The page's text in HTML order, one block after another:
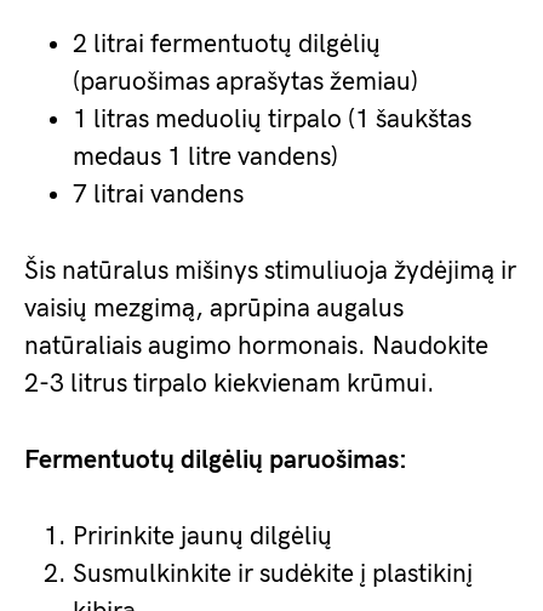
2 litrai fermentuotų dilgėlių
(paruošimas aprašytas žemiau)
1 litras meduolių tirpalo (1 šaukštas
medaus 1 litre vandens)
7 litrai vandens
Šis natūralus mišinys stimuliuoja žydėjimą ir
vaisių mezgimą, aprūpina augalus
natūraliais augimo hormonais. Naudokite
2-3 litrus tirpalo kiekvienam krūmui.
Fermentuotų dilgėlių paruošimas:
Pririnkite jaunų dilgėlių
Susmulkinkite ir sudėkite į plastikinį